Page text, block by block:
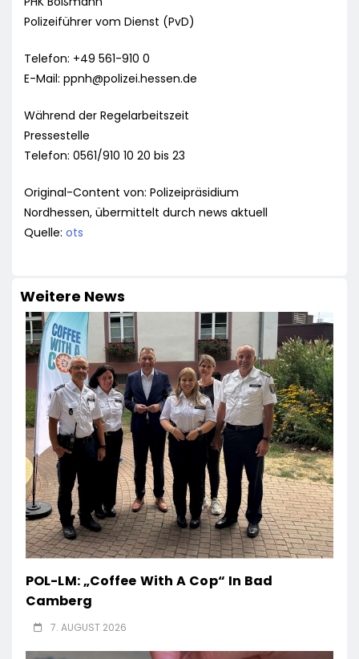
Polizeiführer vom Dienst (PvD)
Telefon: +49 561-910 0
E-Mail: ppnh@polizei.hessen.de
Während der Regelarbeitszeit
Pressestelle
Telefon: 0561/910 10 20 bis 23
Original-Content von: Polizeipräsidium
Nordhessen, übermittelt durch news aktuell
Quelle: ots
Weitere News
POL-LM: „Coffee With A Cop“ In Bad
Camberg
7. AUGUST 2026